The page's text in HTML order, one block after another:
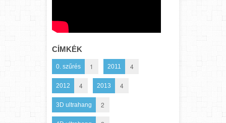
CÍMKÉK
0. szűrés 1 2011 4
2012 4 2013 4
3D ultrahang 2